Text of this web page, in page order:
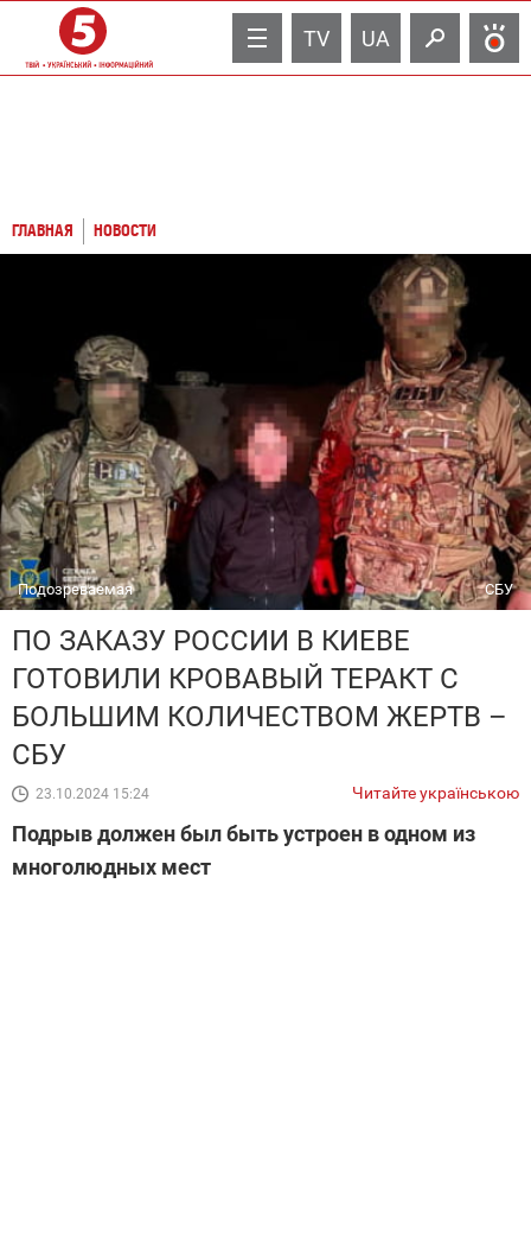
TV UA
ГЛАВНАЯ НОВОСТИ
Подозреваемая СБУ
ПО ЗАКАЗУ РОССИИ В КИЕВЕ
ГОТОВИЛИ КРОВАВЫЙ ТЕРАКТ С
БОЛЬШИМ КОЛИЧЕСТВОМ ЖЕРТВ –
СБУ
23.10.2024 15:24 Читайте українською
Подрыв должен был быть устроен в одном из
многолюдных мест